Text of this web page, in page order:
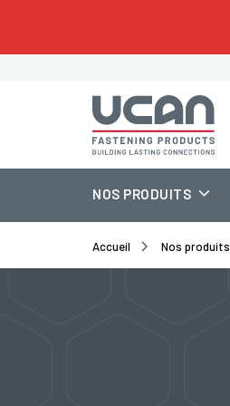
NOS PRODUITS
Accueil Nos produits